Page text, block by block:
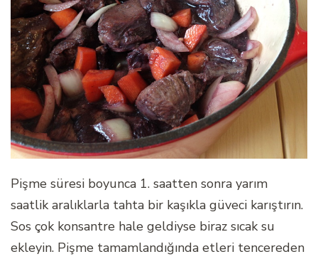
Pişme süresi boyunca 1. saatten sonra yarım
saatlik aralıklarla tahta bir kaşıkla güveci karıştırın.
Sos çok konsantre hale geldiyse biraz sıcak su
ekleyin. Pişme tamamlandığında etleri tencereden